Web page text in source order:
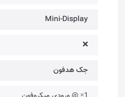
Mini-Display
❌
جک هدفون